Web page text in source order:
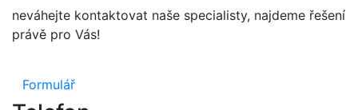
neváhejte kontaktovat naše specialisty, najdeme řešení
právě pro Vás!
Formulář